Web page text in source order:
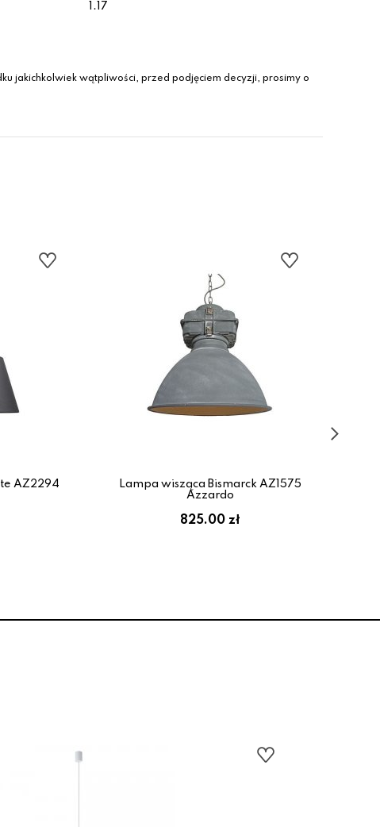
1.17
jakichkolwiek wątpliwości, przed podjęciem decyzji, prosimy o
AZ2294
Lampa wisząca Bismarck AZ1575
Azzardo
825.00 zł